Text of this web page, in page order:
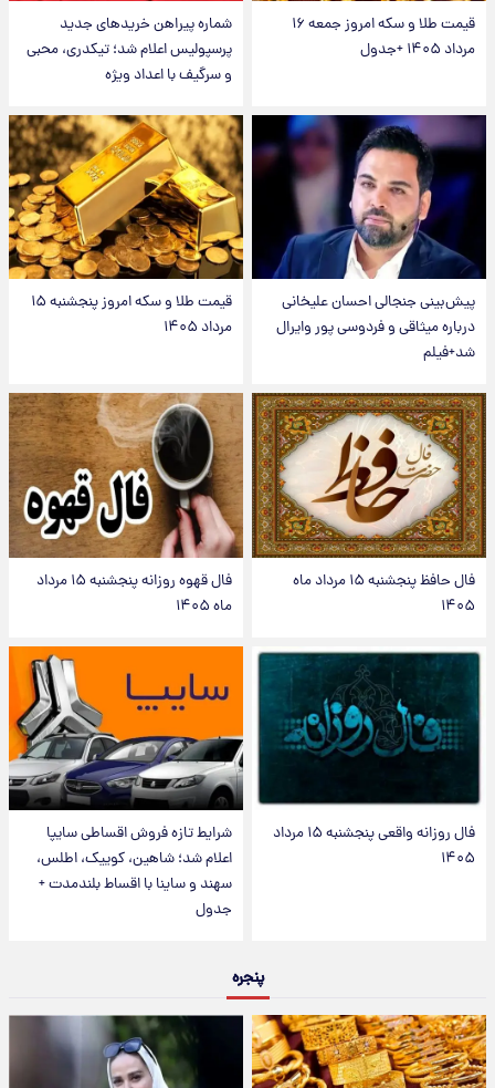
قیمت طلا و سکه امروز جمعه ۱۶
مرداد ۱۴۰۵ +جدول
شماره پیراهن خریدهای جدید
پرسپولیس اعلام شد؛ تیکدری، محبی
و سرگیف با اعداد ویژه
پیش‌بینی جنجالی احسان علیخانی
درباره میثاقی و فردوسی پور وایرال
شد+فیلم
قیمت طلا و سکه امروز پنجشنبه ۱۵
مرداد ۱۴۰۵
فال حافظ پنجشنبه ۱۵ مرداد ماه
۱۴۰۵
فال قهوه روزانه پنجشنبه ۱۵ مرداد
ماه ۱۴۰۵
فال روزانه واقعی پنجشنبه ۱۵ مرداد
۱۴۰۵
شرایط تازه فروش اقساطی سایپا
اعلام شد؛ شاهین، کوییک، اطلس،
سهند و ساینا با اقساط بلندمدت +
جدول
پنجره